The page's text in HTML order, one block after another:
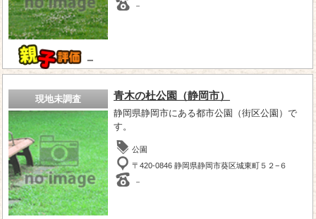
－
－
現地未調査 青木の杜公園（静岡市）
静岡県静岡市にある都市公園（街区公園）で
す。
公園
〒420-0846 静岡県静岡市葵区城東町５２−６
－